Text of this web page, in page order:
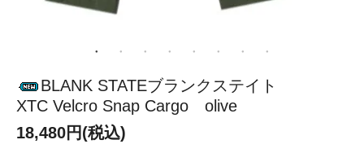
BLANK STATEブランクステイト
XTC Velcro Snap Cargo olive
18,480円(税込)